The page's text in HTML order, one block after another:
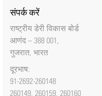
संपर्क करें
राष्‍ट्रीय डेरी विकास बोर्ड
आणंद – 388 001,
गुजरात, भारत
दूरभाष:
91-2692-260148
260149, 260159, 260160